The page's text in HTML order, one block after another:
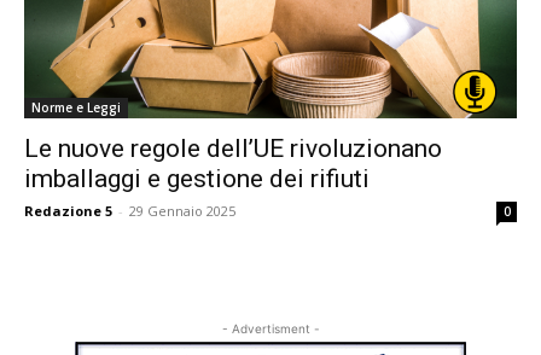
Norme e Leggi
Le nuove regole dell’UE rivoluzionano
imballaggi e gestione dei rifiuti
Redazione 5 - 29 Gennaio 2025 0
- Advertisment -